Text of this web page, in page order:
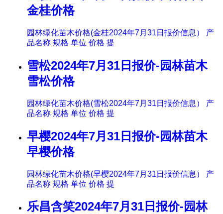
金桂价格
园林绿化苗木价格(金桂2024年7月31日报价信息） 产
品名称 规格 单位 价格 提
雪松2024年7月31日报价-园林苗木
雪松价格
园林绿化苗木价格(雪松2024年7月31日报价信息） 产
品名称 规格 单位 价格 提
早樱2024年7月31日报价-园林苗木
早樱价格
园林绿化苗木价格(早樱2024年7月31日报价信息） 产
品名称 规格 单位 价格 提
乐昌含笑2024年7月31日报价-园林